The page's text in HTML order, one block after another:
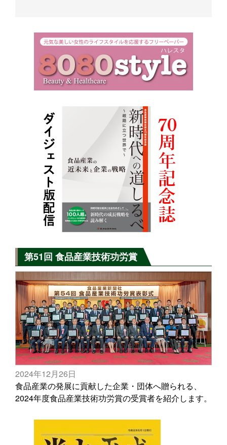
第51回 食品産業技術功労賞
2024年12月26日
食品産業の発展に貢献した企業・団体へ贈られる、
2024年度食品産業技術功労賞の受賞者を紹介します。